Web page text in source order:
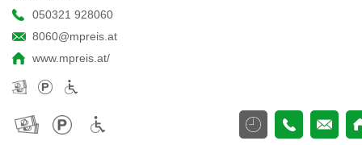
050321 928060
8060@mpreis.at
www.mpreis.at/